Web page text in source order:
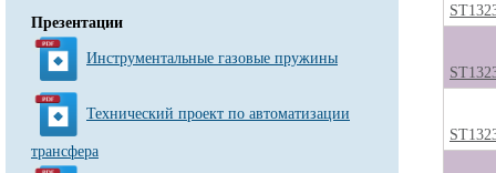
Презентации
Инструментальные газовые пружины
Технический проект по автоматизации
трансфера